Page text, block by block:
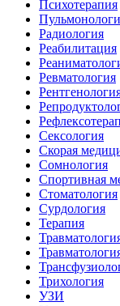
Психотерапия
Радиология
Реабилитация
Ревматология
Сексология
Скорая
Сомнология
Спортивная
Стоматология
Сурдология
Терапия
Трихология
УЗИ